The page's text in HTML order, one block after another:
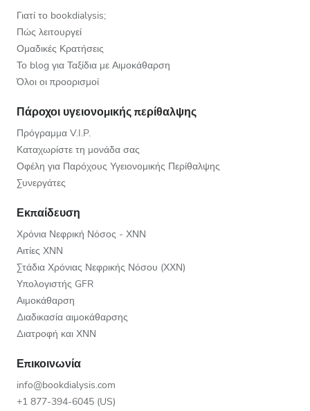
Γιατί το bookdialysis;
Πώς λειτουργεί
Ομαδικές Κρατήσεις
Το blog για Ταξίδια με Αιμοκάθαρση
Όλοι οι προορισμοί
Πάροχοι υγειονομικής περίθαλψης
Πρόγραμμα V.I.P.
Καταχωρίστε τη μονάδα σας
Οφέλη για Παρόχους Υγειονομικής Περίθαλψης
Συνεργάτες
Εκπαίδευση
Χρόνια Νεφρική Νόσος - ΧΝΝ
Αιτίες ΧΝΝ
Στάδια Χρόνιας Νεφρικής Νόσου (ΧΧΝ)
Υπολογιστής GFR
Αιμοκάθαρση
Διαδικασία αιμοκάθαρσης
Διατροφή και ΧΝΝ
Επικοινωνία
info@bookdialysis.com
+1 877-394-6045 (US)